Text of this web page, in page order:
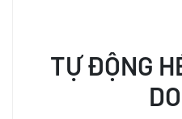
TỰ ĐỘNG